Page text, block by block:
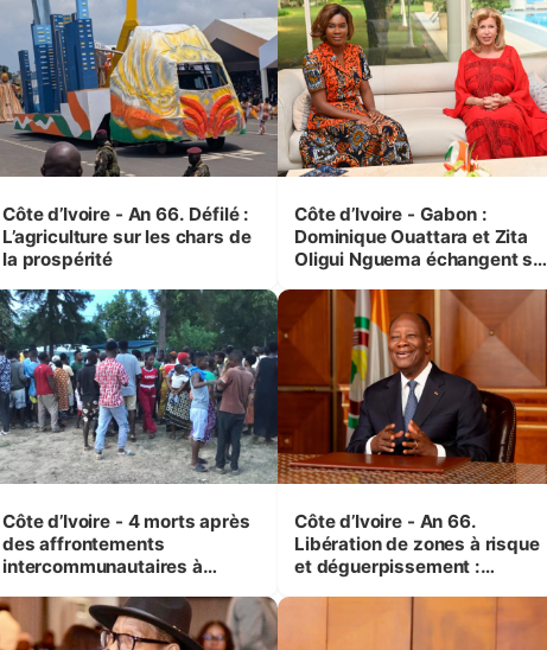
Côte d’Ivoire - An 66. Défilé :
L’agriculture sur les chars de
la prospérité
Côte d’Ivoire - Gabon :
Dominique Ouattara et Zita
Oligui Nguema échangent sur
femmes et des enfants
Côte d’Ivoire - 4 morts après
des affrontements
intercommunautaires à
correspondant au milieu des
sinistrés
Côte d’Ivoire - An 66.
Libération de zones à risque
et déguerpissement :
respect de l'Etat de droit pour
préserver les vies humaines